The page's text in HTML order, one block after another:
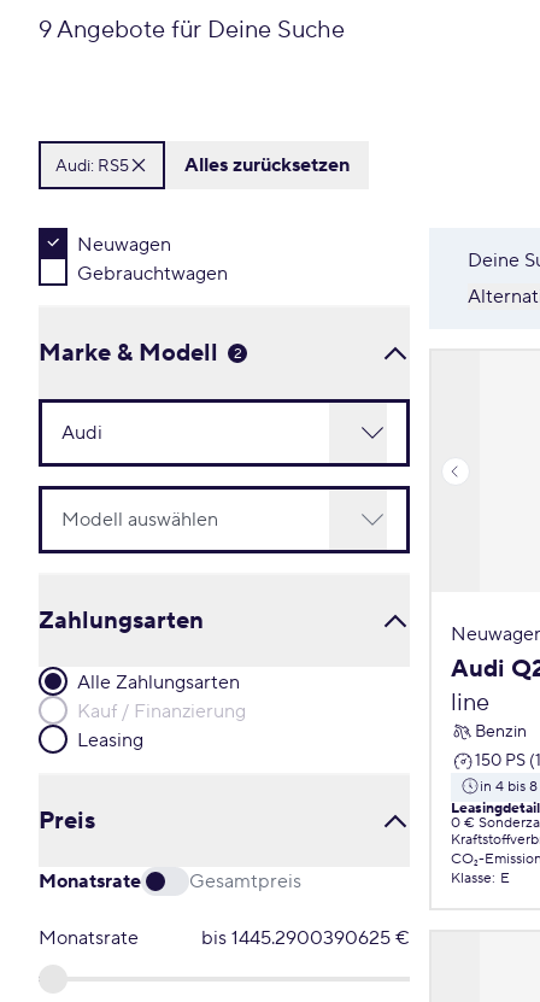
9 Angebote für Deine Suche
Audi: RS5 Alles zurücksetzen
Neuwagen
Gebrauchtwagen
Marke & Modell 2
Zahlungsarten
Alle Zahlungsarten
Kauf / Finanzierung
Leasing
Preis
Monatsrate Gesamtpreis
Monatsrate bis 1445.2900390625 €
Deine
Audi
line
Benzin
150 PS
in 4 bis
0 €
CO₂-
Klasse: E